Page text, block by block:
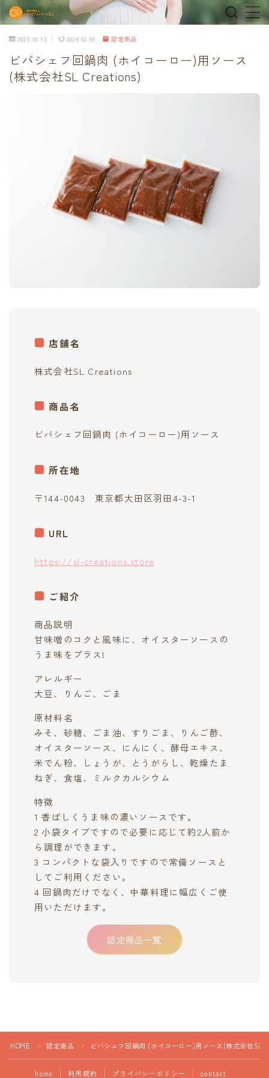
MENU
home
オンラインショップ
Tokyo Family Marche 有明店
2023.10.13 2024.02.09 認定商品
ビバシェフ回鍋肉 (ホイコーロー)用ソース
(株式会社SL Creations)
店舗名
株式会社SL Creations
商品名
ビバシェフ回鍋肉 (ホイコーロー)用ソース
所在地
〒144-0043 東京都大田区羽田4-3-1
URL
https://sl-creations.store
ご紹介
商品説明
甘味噌のコクと風味に、オイスターソースの
うま味をプラス!
アレルギー
大豆、りんご、ごま
原材料名
みそ、砂糖、ごま油、すりごま、りんご酢、
オイスターソース、にんにく、酵母エキス、
米でん粉、しょうが、とうがらし、乾燥たま
ねぎ、食塩、ミルクカルシウム
特徴
1 香ばしくうま味の濃いソースです。
2 小袋タイプですので必要に応じて約2人前か
ら調理ができます。
3 コンパクトな袋入りですので常備ソースと
してご利用ください。
4 回鍋肉だけでなく、中華料理に幅広くご使
用いただけます。
認定商品一覧
HOME ＞ 認定商品 ＞ ビバシェフ回鍋肉 (ホイコーロー)用ソース(株式会社SL
home 利用規約 プライバシーポリシー
contact